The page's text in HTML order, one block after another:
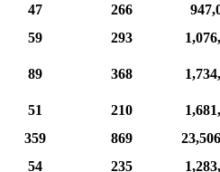
47 266
59 293
89 368
51 210
359 869
54 235